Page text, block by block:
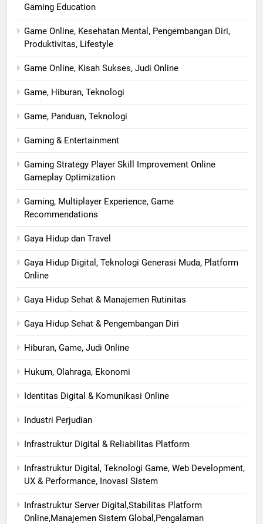
Gaming Education
Game Online, Kesehatan Mental, Pengembangan Diri,
Produktivitas, Lifestyle
Game Online, Kisah Sukses, Judi Online
Game, Hiburan, Teknologi
Game, Panduan, Teknologi
Gaming & Entertainment
Gaming Strategy Player Skill Improvement Online
Gameplay Optimization
Gaming, Multiplayer Experience, Game
Recommendations
Gaya Hidup dan Travel
Gaya Hidup Digital, Teknologi Generasi Muda, Platform
Online
Gaya Hidup Sehat & Manajemen Rutinitas
Gaya Hidup Sehat & Pengembangan Diri
Hiburan, Game, Judi Online
Hukum, Olahraga, Ekonomi
Identitas Digital & Komunikasi Online
Industri Perjudian
Infrastruktur Digital & Reliabilitas Platform
Infrastruktur Digital, Teknologi Game, Web Development,
UX & Performance, Inovasi Sistem
Infrastruktur Server Digital,Stabilitas Platform
Online,Manajemen Sistem Global,Pengalaman